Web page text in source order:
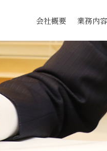
会社概要 業務内容